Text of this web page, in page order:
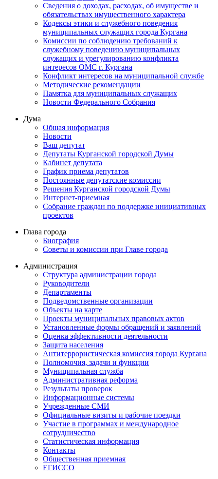
Сведения о доходах, расходах, об имуществе и
обязательствах имущественного характера
Кодексы этики и служебного поведения
муниципальных служащих города Кургана
Комиссии по соблюдению требований к
служебному поведению муниципальных
служащих и урегулированию конфликта
интересов ОМС г. Кургана
Конфликт интересов на муниципальной службе
Методические рекомендации
Памятка для муниципальных служащих
Новости Федерального Cобрания
Дума
Общая информация
Новости
Ваш депутат
Депутаты Курганской городской Думы
Кабинет депутата
График приема депутатов
Постоянные депутатские комиссии
Решения Курганской городской Думы
Интернет-приемная
Собрание граждан по поддержке инициативных
проектов
Глава города
Биография
Советы и комиссии при Главе города
Администрация
Структура администрации города
Руководители
Департаменты
Подведомственные организации
Объекты на карте
Проекты муниципальных правовых актов
Установленные формы обращений и заявлений
Оценка эффективности деятельности
Защита населения
Антитеррористическая комиссия города Кургана
Полномочия, задачи и функции
Муниципальная служба
Административная реформа
Результаты проверок
Информационные системы
Учрежденные СМИ
Официальные визиты и рабочие поездки
Участие в программах и международное
сотрудничество
Статистическая информация
Контакты
Общественная приемная
ЕГИССО